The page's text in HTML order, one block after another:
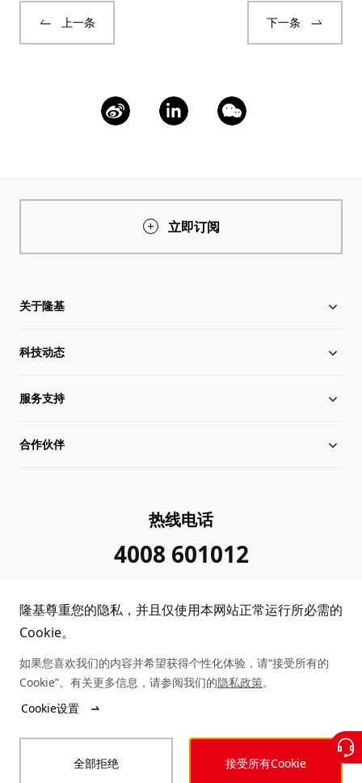
上一条 下一条
立即订阅
关于隆基
关于隆基
全球化布局
管理层信息
投诉举报
合规政策
科技动态
硅片价格
行业动态
服务支持
下载中心
客户问题反馈
收益计算
合作伙伴
协同创新合作
热线电话
4008 601012
Copyright © 2026 隆基绿能科技股份有限公司
法律声明 商业行为准则
隆基尊重您的隐私，并且仅使用本网站正常运行所必需的
Cookie。
如果您喜欢我们的内容并希望获得个性化体验，请“接受所有的
Cookie”。有关更多信息，请参阅我们的隐私政策。
Cookie设置
全部拒绝 接受所有Cookie